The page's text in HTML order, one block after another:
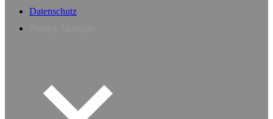
Datenschutz